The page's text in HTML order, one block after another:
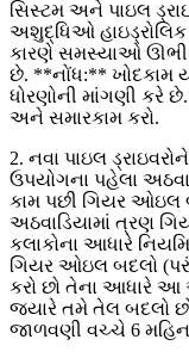
સિસ્ટમ અને પાઇલ
અશુદ્ધિઓ
કારણે સમસ્યાઓ
છે. **નોંધ:** ખોદકામ
ધોરણોની માંગણી કરે
અને સમારકામ કરો.
2. નવા પાઇલ
ઉપયોગના પહેલા
કામ પછી ગિયર ઓઇલ
અઠવાડિયામાં ત્રણ
કલાકોના આધારે
ગિયર ઓઇલ બદલો
કરો છો તેના આધારે આ
જ્યારે તમે તેલ બદલો
જાળવણી વચ્ચે 6